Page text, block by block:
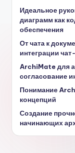
Идеальное
диаграмм как
обеспечения
От чата к
интеграции
ArchiMate для
согласование
Понимание
концепций
Создание
начинающих